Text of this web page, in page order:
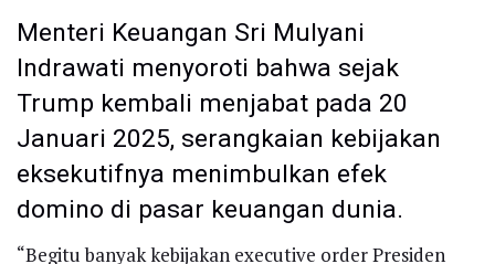
Menteri Keuangan Sri Mulyani
Indrawati menyoroti bahwa sejak
Trump kembali menjabat pada 20
Januari 2025, serangkaian kebijakan
eksekutifnya menimbulkan efek
domino di pasar keuangan dunia.
“Begitu banyak kebijakan executive order Presiden